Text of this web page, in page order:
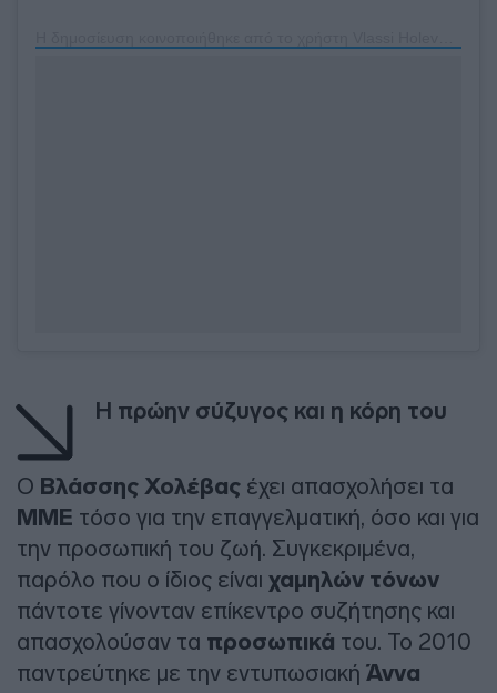
Η πρώην σύζυγος και η κόρη του
Ο Βλάσσης Χολέβας έχει απασχολήσει τα
ΜΜΕ τόσο για την επαγγελματική, όσο και για
την προσωπική του ζωή. Συγκεκριμένα,
παρόλο που ο ίδιος είναι χαμηλών τόνων
πάντοτε γίνονταν επίκεντρο συζήτησης και
απασχολούσαν τα προσωπικά του. Το 2010
παντρεύτηκε με την εντυπωσιακή Άννα